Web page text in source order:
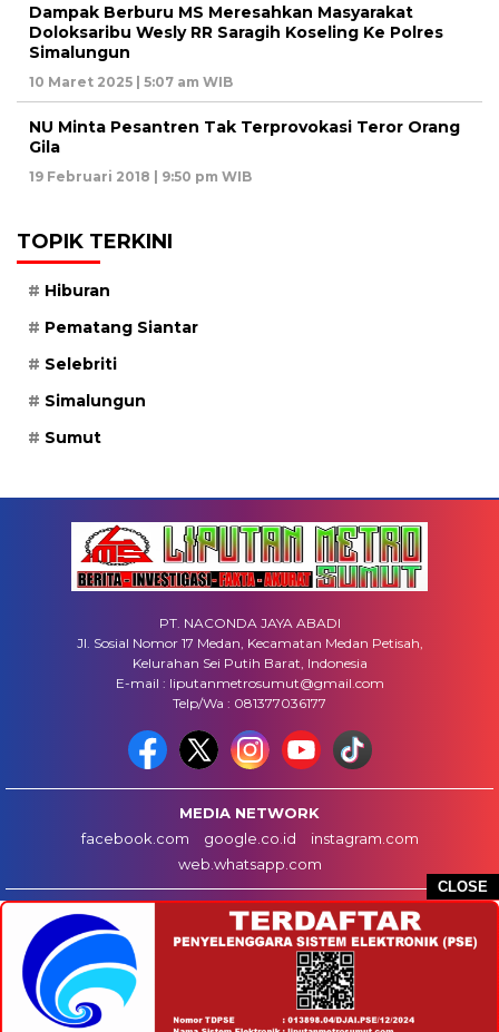
CLOSE
Dampak Berburu MS Meresahkan Masyarakat
Doloksaribu Wesly RR Saragih Koseling Ke Polres
Simalungun
10 Maret 2025 | 5:07 am WIB
NU Minta Pesantren Tak Terprovokasi Teror Orang
Gila
19 Februari 2018 | 9:50 pm WIB
TOPIK TERKINI
Hiburan
Pematang Siantar
Selebriti
Simalungun
Sumut
PT. NACONDA JAYA ABADI
Jl. Sosial Nomor 17 Medan, Kecamatan Medan Petisah,
Kelurahan Sei Putih Barat, Indonesia
E-mail : liputanmetrosumut@gmail.com
Telp/Wa : 081377036177
MEDIA NETWORK
facebook.com
google.co.id
instagram.com
web.whatsapp.com
HOME INFO IKLAN
DISCLAIMER
HUBUNGI KAMI
REDAKSI
COPYRIGHT © 2025 LIPUTANMETROSUMUT.COM - ALL RIGHTS RESERVED